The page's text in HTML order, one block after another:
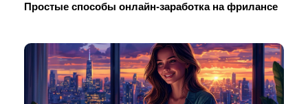
Простые способы онлайн-заработка на фрилансе